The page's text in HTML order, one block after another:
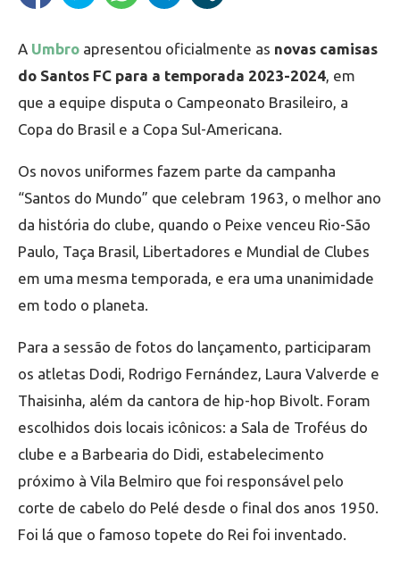
A Umbro apresentou oficialmente as novas camisas
do Santos FC para a temporada 2023-2024 , em
que a equipe disputa o Campeonato Brasileiro, a
Copa do Brasil e a Copa Sul-Americana.
Os novos uniformes fazem parte da campanha
“Santos do Mundo” que celebram 1963, o melhor ano
da história do clube, quando o Peixe venceu Rio-São
Paulo, Taça Brasil, Libertadores e Mundial de Clubes
em uma mesma temporada, e era uma unanimidade
em todo o planeta.
Para a sessão de fotos do lançamento, participaram
os atletas Dodi, Rodrigo Fernández, Laura Valverde e
Thaisinha, além da cantora de hip-hop Bivolt. Foram
escolhidos dois locais icônicos: a Sala de Troféus do
clube e a Barbearia do Didi, estabelecimento
próximo à Vila Belmiro que foi responsável pelo
corte de cabelo do Pelé desde o final dos anos 1950.
Foi lá que o famoso topete do Rei foi inventado.